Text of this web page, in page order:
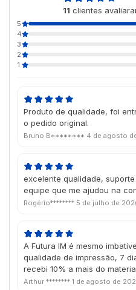
11 clientes
5
4
3
2
1
Produto de qualidade, foi
o pedido original.
Bruno B******** 4 de agosto
excelente qualidade,
equipe que me ajudou na
Rogério******** 5 de julho de
A Futura IM é mesmo
qualidade de impressão, 7
recebi 10% a mais do
Arthur ******** 1 de agosto de